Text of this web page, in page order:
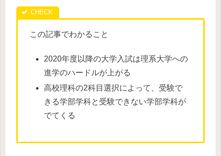
この記事でわかること
2020年度以降の大学入試は理系大学への
進学のハードルが上がる
高校理科の2科目選択によって、受験で
きる学部学科と受験できない学部学科が
でてくる